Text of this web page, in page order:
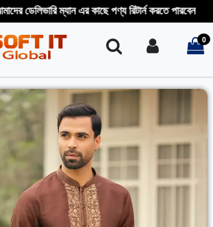
ম্যান এর কাছে পণ্য রিটার্ন করতে পারবেন
SearchLogin 0